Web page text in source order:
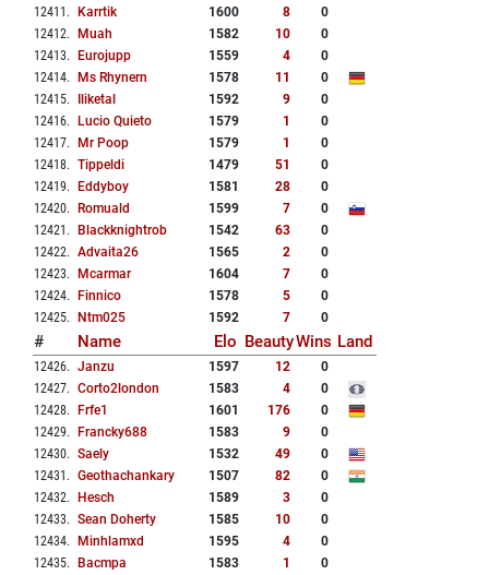
12411 . Karrtik 1600 8
0
12412. Muah 1582 10
0
12413. Eurojupp 1559 4
0
12414. Ms Rhynern 1578 11
0
12415. Iliketal 1592 9
0
12416. Lucio Quieto 1579 1
0
12417. Mr Poop 1579 1
0
12418. Tippeldi 1479 51
0
12419. Eddyboy 1581 28
0
12420. Romuald 1599 7
0
12421 . Blackknightrob 1542 63
0
12422. Advaita26 1565 2
0
12423. Mcarmar 1604 7
0
12424. Finnico 1578 5
0
12425. Ntm025 1592 7 0
# Name Elo BeautyWins Land
12426. Janzu 1597 12
0
12427. Corto2london 1583 4
0
12428. Frfe1 1601 176
0
12429. Francky688 1583 9
0
12430. Saely 1532 49
0
12431 . Geothachankary 1507 82
0
12432. Hesch 1589 3
0
12433. Sean Doherty 1585 10
0
12434. Minhlamxd 1595 4
0
12435. Bacmpa 1583 1
0